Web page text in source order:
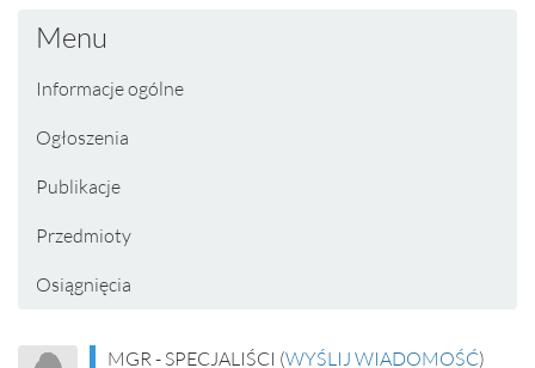
Menu
Informacje ogólne
Ogłoszenia
Publikacje
Przedmioty
Osiągnięcia
MGR - SPECJALIŚCI (WYŚLIJ WIADOMOŚĆ)